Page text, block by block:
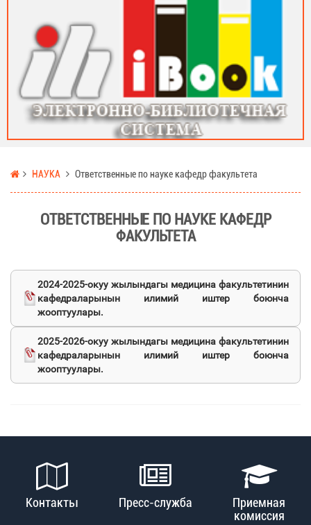
НАУКА Ответственные по науке кафедр факультета
ОТВЕТСТВЕННЫЕ ПО НАУКЕ КАФЕДР
ФАКУЛЬТЕТА
2024-2025-окуу жылындагы медицина факультетинин
кафедраларынын илимий иштер боюнча
жооптуулары.
2025-2026-окуу жылындагы медицина факультетинин
кафедраларынын илимий иштер боюнча
жооптуулары.
Контакты Пресс-служба
Приемная
комиссия